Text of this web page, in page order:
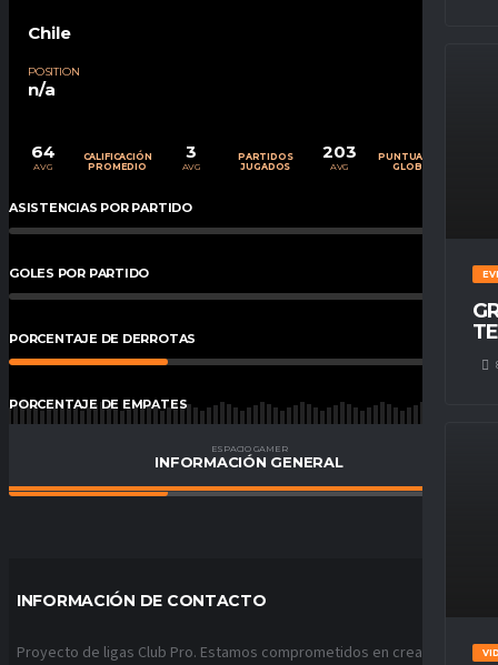
Chile
POSITION
n/a
64
AVG
CALIFICACIÓN
PROMEDIO
3
AVG
PARTIDOS
JUGADOS
203
AVG
PUNTUACIÓN
GLOBAL
ASISTENCIAS POR PARTIDO
GOLES POR PARTIDO %
PORCENTAJE DE DERROTAS %
PORCENTAJE DE EMPATES
PORCENTAJE DE VICTORIAS
ESPACIO GAMER
INFORMACIÓN GENERAL
INFORMACIÓN DE CONTACTO
Proyecto de ligas Club Pro. Estamos comprometidos en crear ligas